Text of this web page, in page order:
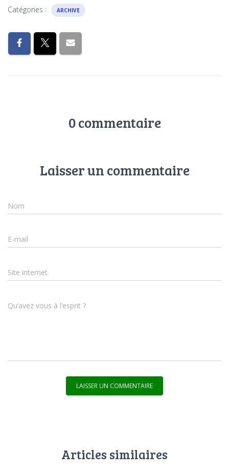
Catégories : ARCHIVE
0 commentaire
Laisser un commentaire
Nom
E-mail
Site internet
Qu’avez vous à l’esprit ?
Articles similaires